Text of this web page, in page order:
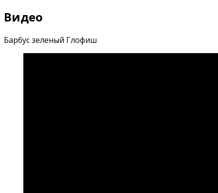
Видео
Барбус зеленый Глофиш